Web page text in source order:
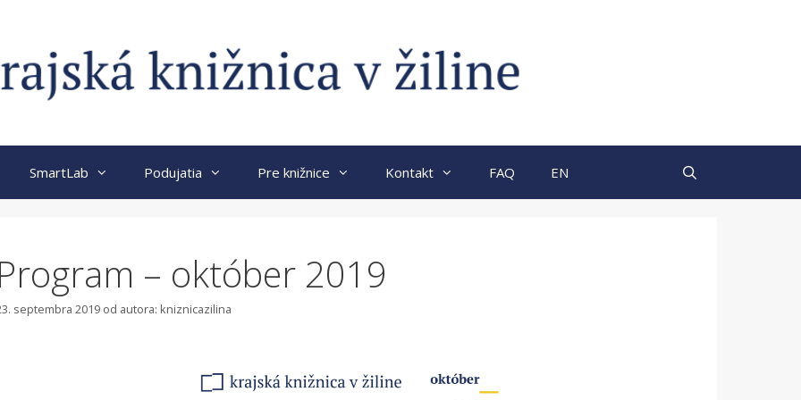
SmartLab Podujatia Pre knižnice Kontakt FAQ EN
Program – október 2019
septembra 2019 od autora: kniznicazilina